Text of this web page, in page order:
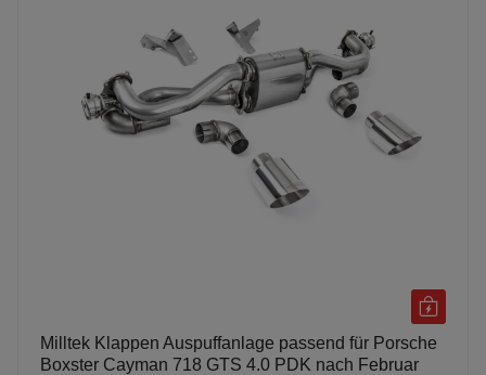
Milltek Klappen Auspuffanlage passend für Porsche
Boxster Cayman 718 GTS 4.0 PDK nach Februar